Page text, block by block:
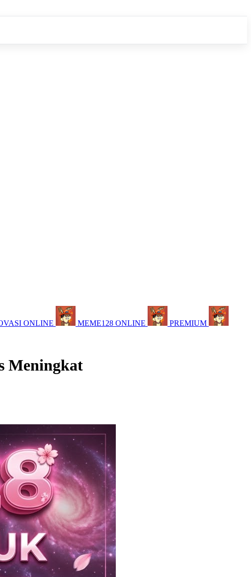
ONLINE MEME128 ONLINE
PREMIUM
Meningkat